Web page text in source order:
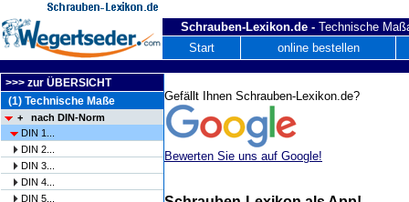
Schrauben-Lexikon.de - Technische
Start
online bestellen
>>> zur ÜBERSICHT
(1) Technische Maße
+ nach DIN-Norm
DIN 1...
DIN 2...
DIN 3...
DIN 4...
DIN 5...
Gefällt Ihnen Schrauben-Lexikon.de?
Bewerten Sie uns auf Google!